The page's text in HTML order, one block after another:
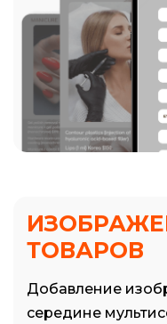
ТОВАРОВ
Добавление
середине